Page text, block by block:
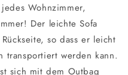
Wohnzimmer,
Der leichte Sofa
so dass er leicht
transportiert werden kann.
sich mit dem Outbag